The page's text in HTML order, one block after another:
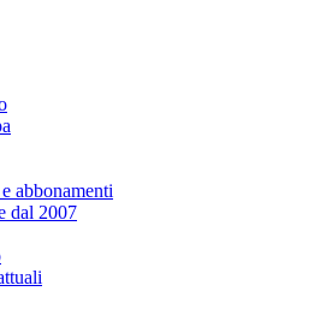
abbonamenti
dal 2007